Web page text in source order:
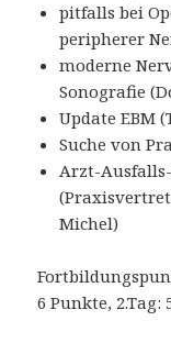
pitfalls bei
peripherer
moderne
Sonografie
Update EBM
Suche von
Arzt-
Michel)
6 Punkte, 2.Tag: